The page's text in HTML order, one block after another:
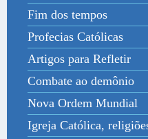
Fim dos tempos
Profecias Católicas
Artigos para Refletir
Combate ao demônio
Nova Ordem Mundial
Igreja Católica,